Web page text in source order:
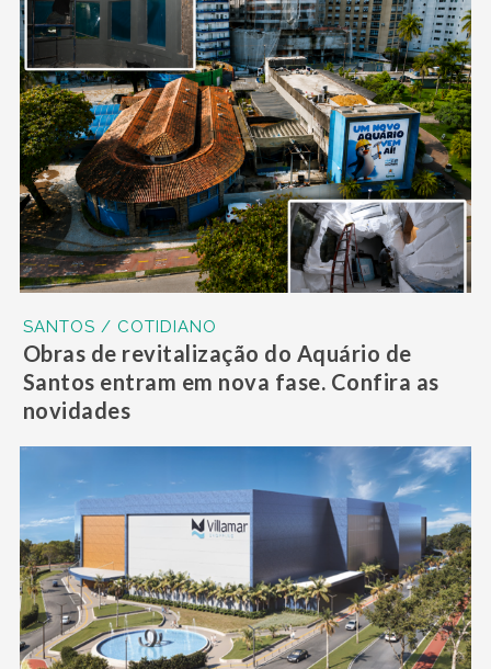
SANTOS / COTIDIANO
Obras de revitalização do Aquário de
Santos entram em nova fase. Confira as
novidades